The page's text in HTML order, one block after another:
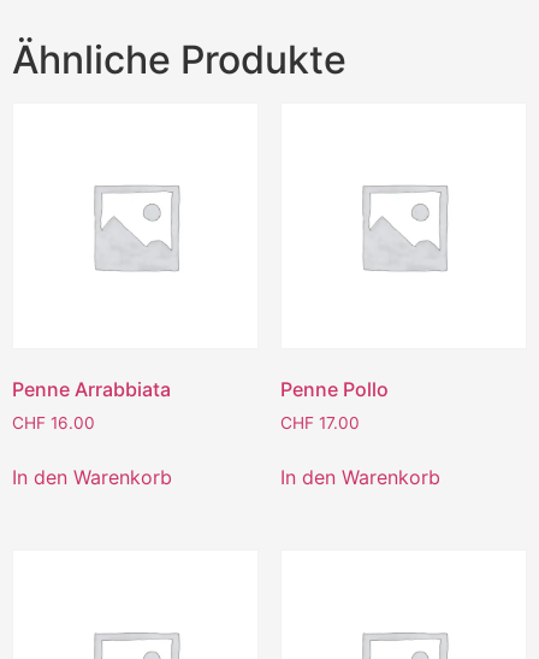
Ähnliche Produkte
Penne Arrabbiata
CHF 16.00
In den Warenkorb
Penne Pollo
CHF17.00
In den Warenkorb